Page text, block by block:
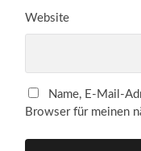
Website
Name, E-Mail-
Browser für meinen